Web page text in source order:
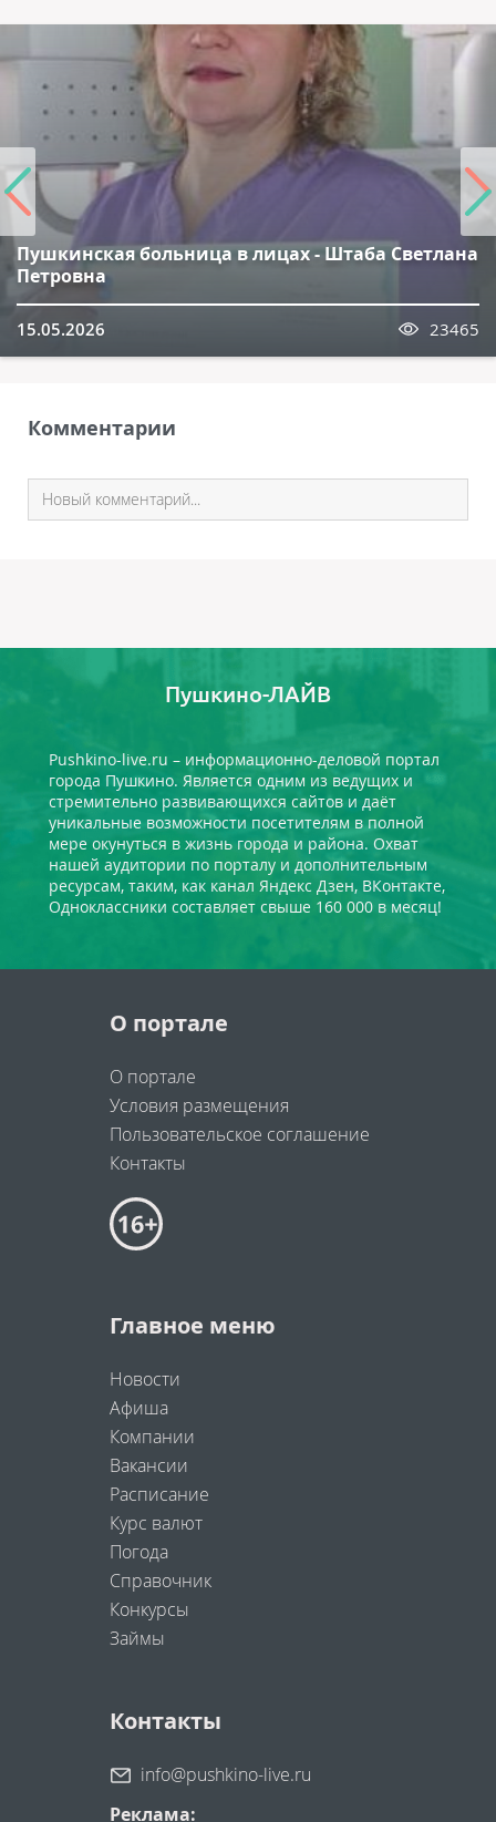
Пушкинская больница в лицах - Штаба Светлана
Петровна
15.05.2026 23465
Комментарии
Пушкино-ЛАЙВ
Pushkino-live.ru – информационно-деловой портал
города Пушкино. Является одним из ведущих и
стремительно развивающихся сайтов и даёт
уникальные возможности посетителям в полной
мере окунуться в жизнь города и района. Охват
нашей аудитории по порталу и дополнительным
ресурсам, таким, как канал Яндекс Дзен, ВКонтакте,
Одноклассники составляет свыше 160 000 в месяц!
О портале
О портале
Условия размещения
Пользовательское соглашение
Контакты
Главное меню
Новости
Афиша
Компании
Вакансии
Расписание
Курс валют
Погода
Справочник
Конкурсы
Займы
Контакты
info@pushkino-live.ru
Реклама: